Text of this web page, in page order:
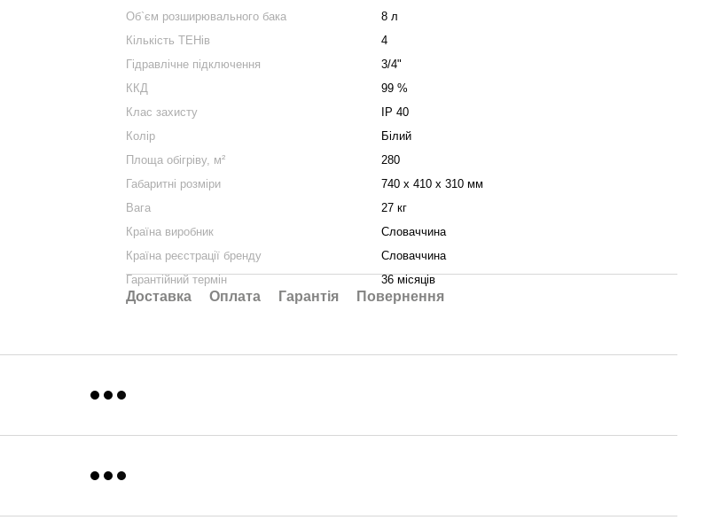
Об`єм розширювального бака
8 л
Кількість ТЕНів
4
Гідравлічне підключення
3/4"
ККД
99 %
Клас захисту
IP 40
Колір
Білий
Площа обігріву, м²
280
Габаритні розміри
740 х 410 х 310 мм
Вага
27 кг
Країна виробник
Словаччина
Країна реєстрації бренду
Словаччина
Гарантійний термін
36 місяців
Доставка Оплата Гарантія Повернення